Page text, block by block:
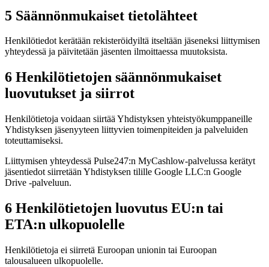
5 Säännönmukaiset tietolähteet
Henkilötiedot kerätään rekisteröidyiltä itseltään jäseneksi liittymisen
yhteydessä ja päivitetään jäsenten ilmoittaessa muutoksista.
6 Henkilötietojen säännönmukaiset
luovutukset ja siirrot
Henkilötietoja voidaan siirtää Yhdistyksen yhteistyökumppaneille
Yhdistyksen jäsenyyteen liittyvien toimenpiteiden ja palveluiden
toteuttamiseksi.
Liittymisen yhteydessä Pulse247:n MyCashlow-palvelussa kerätyt
jäsentiedot siirretään Yhdistyksen tilille Google LLC:n Google
Drive -palveluun.
6 Henkilötietojen luovutus EU:n tai
ETA:n ulkopuolelle
Henkilötietoja ei siirretä Euroopan unionin tai Euroopan
talousalueen ulkopuolelle.